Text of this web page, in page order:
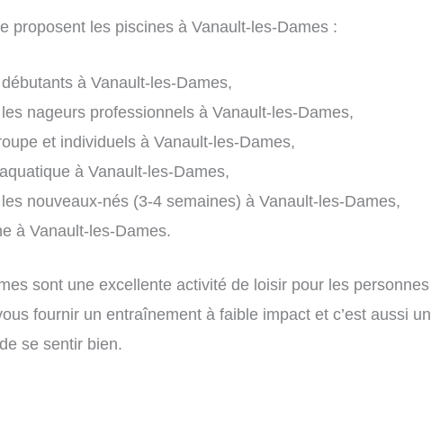
proposent les piscines à Vanault-les-Dames :
à Vanault-les-Dames,
nageurs professionnels à Vanault-les-Dames,
et individuels à Vanault-les-Dames,
à Vanault-les-Dames,
nouveaux-nés (3-4 semaines) à Vanault-les-Dames,
à Vanault-les-Dames.
sont une excellente activité de loisir pour les personnes
fournir un entraînement à faible impact et c’est aussi un
se sentir bien.